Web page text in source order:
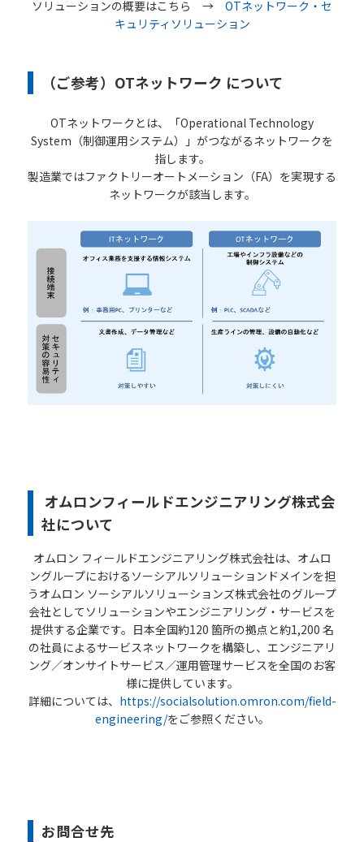
ソリューションの概要はこちら → OTネットワーク・セ
キュリティソリューション
（ご参考）OTネットワーク について
OTネットワークとは、「Operational Technology
System（制御運用システム）」がつながるネットワークを
指します。
製造業ではファクトリーオートメーション（FA）を実現する
ネットワークが該当します。
オムロンフィールドエンジニアリング株式会
社について
オムロン フィールドエンジニアリング株式会社は、オムロ
ングループにおけるソーシアルソリューションドメインを担
うオムロン ソーシアルソリューションズ株式会社のグループ
会社としてソリューションやエンジニアリング・サービスを
提供する企業です。日本全国約120 箇所の拠点と約1,200 名
の社員によるサービスネットワークを構築し、エンジニアリ
ング／オンサイトサービス／運用管理サービスを全国のお客
様に提供しています。
詳細については、 https://socialsolution.omron.com/field-
engineering/をご参照ください。
お問合せ先